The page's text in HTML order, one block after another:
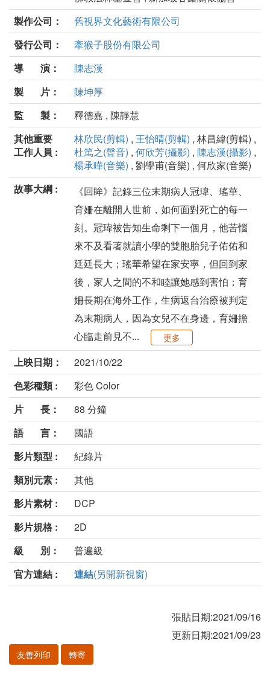
製作公司：
舊視界文化藝術有限公司
發行公司：
牽猴子股份有限公司
導 演：
陳志漢
製 片：
陳坤厚
監 製：
釋德嘉 , 陳靜慧
其他重要
工作人員 :
林欣民(剪輯) , 王怡晴(剪輯) , 林昌緯(剪輯) ,
杜篤之(聲音) , 何欣芳(攝影) , 陳志漢(攝影) ,
楊承曄(音樂) , 劉學甫(音樂) , 何欣家(音樂)
故事大綱 :
《回眸》記錄三位末期病人冠瑋、瑤華、
育姍在離開人世前，如何面對死亡的每一
刻。冠瑋被告知生命剩下一個月，他苦惱
來不及看著就讀小學的雙胞胎兒子佑佑和
廷廷長大；瑤華希望在家安寧，但回到家
後，家人之間的不和睦讓她感到害怕；育
姍長期在海外工作，生病返台治療被判定
為末期病人，因為女兒不在身邊，育姍擔
心臨走前見不...
更多
上映日期：
2021/10/22
色彩種類 :
彩色 Color
片 長：
88 分鐘
語 言：
國語
影片類型 :
紀錄片
類別元素 :
其他
影片素材 :
DCP
影片規格 :
2D
級 別：
普遍級
官方連結 :
連結(另開新視窗)
張貼日期:2021/09/16
更新日期:2021/09/23
友善列印 轉寄